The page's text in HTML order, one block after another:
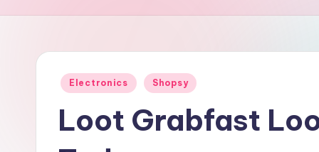
o
oShopping
Offers
Posted
Electronics Shopsy
Loot Grabfast